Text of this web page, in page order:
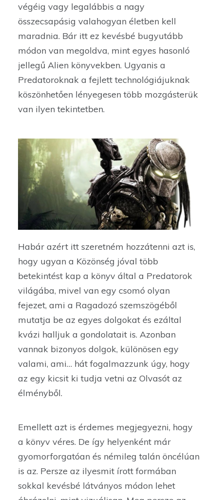
végéig vagy legalábbis a nagy
összecsapásig valahogyan életben kell
maradnia. Bár itt ez kevésbé bugyutább
módon van megoldva, mint egyes hasonló
jellegű Alien könyvekben. Ugyanis a
Predatoroknak a fejlett technológiájuknak
köszönhetően lényegesen több mozgásterük
van ilyen tekintetben.
Habár azért itt szeretném hozzátenni azt is,
hogy ugyan a Közönség jóval több
betekintést kap a könyv által a Predatorok
világába, mivel van egy csomó olyan
fejezet, ami a Ragadozó szemszögéből
mutatja be az egyes dolgokat és ezáltal
kvázi halljuk a gondolatait is. Azonban
vannak bizonyos dolgok, különösen egy
valami, ami… hát fogalmazzunk úgy, hogy
az egy kicsit ki tudja vetni az Olvasót az
élményből.
Emellett azt is érdemes megjegyezni, hogy
a könyv véres. De így helyenként már
gyomorforgatóan és némileg talán öncélúan
is az. Persze az ilyesmit írott formában
sokkal kevésbé látványos módon lehet